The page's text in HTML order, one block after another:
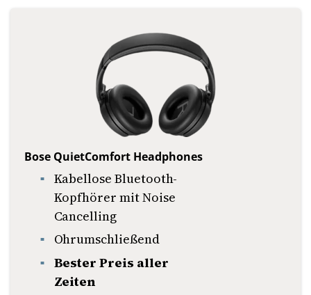
Bose QuietComfort Headphones
Kabellose Bluetooth-
Kopfhörer mit Noise
Cancelling
Ohrumschließend
Bester Preis aller
Zeiten